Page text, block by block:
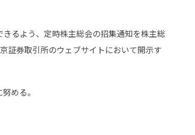
るよう、定時株主総会の招集通知を株主総
証券取引所のウェブサイトにおいて開示す
める。